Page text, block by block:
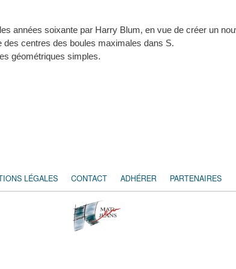
années soixante par Harry Blum, en vue de créer un
des centres des boules maximales dans S.
géométriques simples.
LÉGALES CONTACT ADHÉRER PARTENAIRES